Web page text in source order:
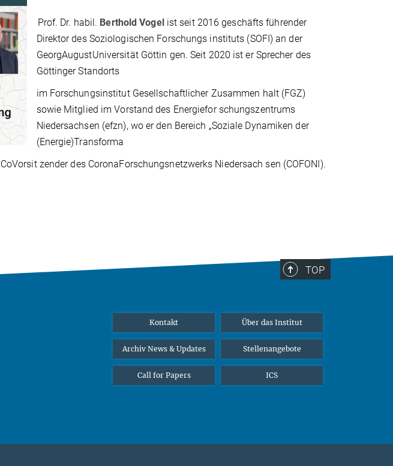
Prof. Dr. habil. Berthold Vogel ist seit 2016 geschäfts­ führender
Direktor des Soziologischen Forschungs­ instituts (SOFI) an der
Georg­August­Universität Göttin­ gen. Seit 2020 ist er Sprecher des
Göttinger Standorts
im Forschungsinstitut Gesellschaftlicher Zusammen­ halt (FGZ)
sowie Mitglied im Vorstand des Energiefor­ schungszentrums
Niedersachsen (efzn), wo er den Bereich „Soziale Dynamiken der
(Energie­)Transforma­
zender des Corona­Forschungsnetzwerks Niedersach­ sen (COFONI).
TOP
Kontakt Über das Institut
Archiv News & Updates Stellenangebote
Call for Papers ICS